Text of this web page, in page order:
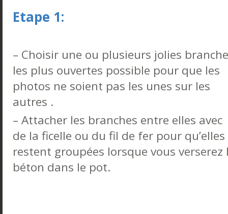
Etape 1:
– Choisir une ou plusieurs jolies
les plus ouvertes possible pour que les
photos ne soient pas les unes sur les
autres .
– Attacher les branches entre elles avec
de la ficelle ou du fil de fer pour qu’elles
restent groupées lorsque vous verserez
béton dans le pot.